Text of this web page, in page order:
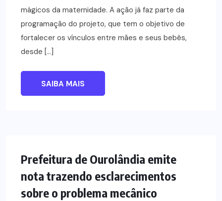
mágicos da maternidade. A ação já faz parte da
programação do projeto, que tem o objetivo de
fortalecer os vínculos entre mães e seus bebês,
desde […]
SAIBA MAIS
NOTÍCIAS
Prefeitura de Ourolândia emite
nota trazendo esclarecimentos
sobre o problema mecânico